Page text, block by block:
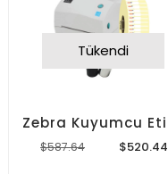
Tükendi
$520.44
$587.64